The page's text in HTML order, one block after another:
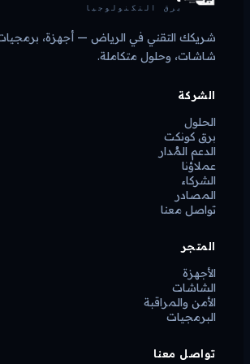
برق التكنولوجيا
شريكك التقني في الرياض — أجهزة،
شاشات، وحلول متكاملة.
الشركة
الحلول
برق كونكت
الدعم المُدار
عملاؤنا
الشركاء
المصادر
تواصل معنا
المتجر
الأجهزة
الشاشات
الأمن والمراقبة
البرمجيات
تواصل معنا